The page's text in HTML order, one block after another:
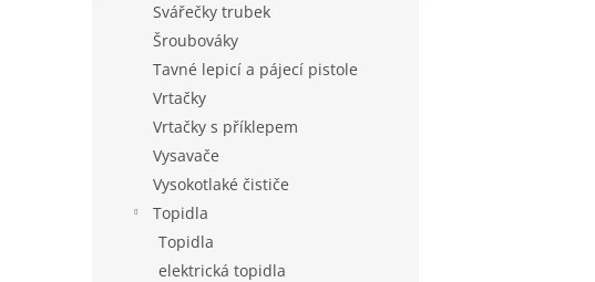
Svářečky trubek
Šroubováky
Tavné lepicí a pájecí pistole
Vrtačky
Vrtačky s příklepem
Vysavače
Vysokotlaké čističe
Topidla
Topidla
elektrická topidla